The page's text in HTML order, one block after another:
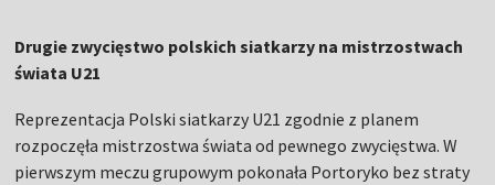
Drugie zwycięstwo polskich siatkarzy na mistrzostwach
świata U21
Reprezentacja Polski siatkarzy U21 zgodnie z planem
rozpoczęła mistrzostwa świata od pewnego zwycięstwa. W
pierwszym meczu grupowym pokonała Portoryko bez straty